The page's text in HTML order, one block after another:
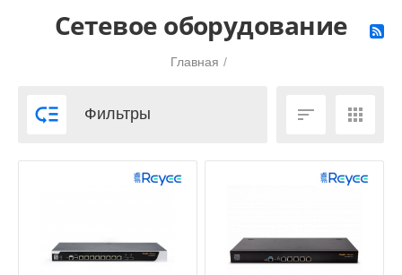
Сетевое оборудование
Главная /
 Фильтры  